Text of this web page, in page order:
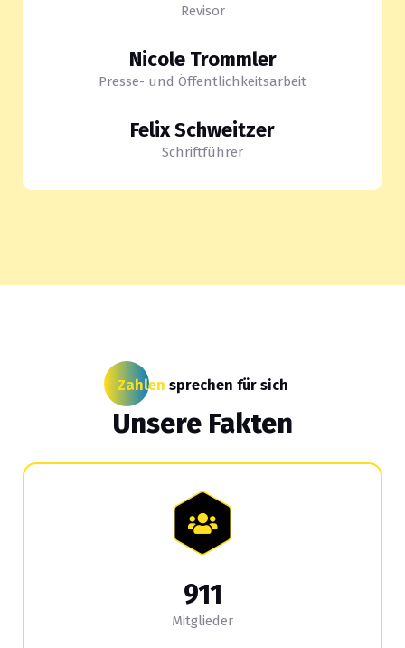
Revisor
Nicole Trommler
Presse- und Öffentlichkeitsarbeit
Felix Schweitzer
Schriftführer
Zahlen sprechen für sich
Unsere Fakten
911
Mitglieder